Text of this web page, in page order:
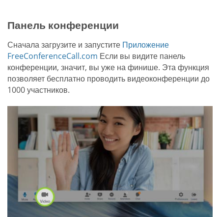
Панель конференции
Сначала загрузите и запустите Приложение
FreeConferenceCall.com Если вы видите панель
конференции, значит, вы уже на финише. Эта функция
позволяет бесплатно проводить видеоконференции до
1000 участников.